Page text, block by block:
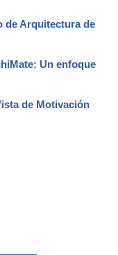
de Arquitectura de
Un enfoque
de Motivación